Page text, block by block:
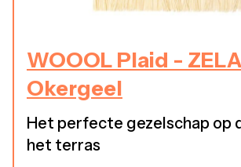
WOOOL Plaid -
Okergeel
Het perfecte gezelschap op
het terras